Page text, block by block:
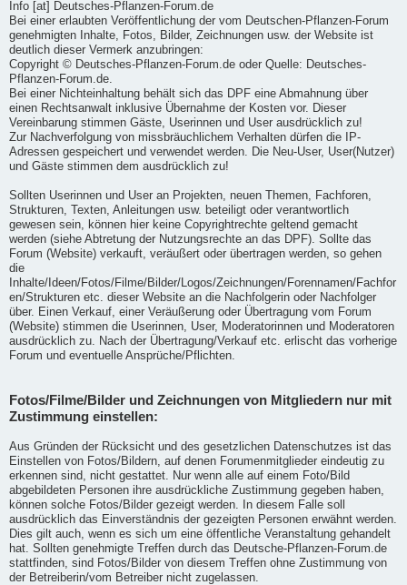
Info [at] Deutsches-Pflanzen-Forum.de
Bei einer erlaubten Veröffentlichung der vom Deutschen-Pflanzen-Forum
genehmigten Inhalte, Fotos, Bilder, Zeichnungen usw. der Website ist
deutlich dieser Vermerk anzubringen:
Copyright © Deutsches-Pflanzen-Forum.de oder Quelle: Deutsches-
Pflanzen-Forum.de.
Bei einer Nichteinhaltung behält sich das DPF eine Abmahnung über
einen Rechtsanwalt inklusive Übernahme der Kosten vor. Dieser
Vereinbarung stimmen Gäste, Userinnen und User ausdrücklich zu!
Zur Nachverfolgung von missbräuchlichem Verhalten dürfen die IP-
Adressen gespeichert und verwendet werden. Die Neu-User, User(Nutzer)
und Gäste stimmen dem ausdrücklich zu!
Sollten Userinnen und User an Projekten, neuen Themen, Fachforen,
Strukturen, Texten, Anleitungen usw. beteiligt oder verantwortlich
gewesen sein, können hier keine Copyrightrechte geltend gemacht
werden (siehe Abtretung der Nutzungsrechte an das DPF). Sollte das
Forum (Website) verkauft, veräußert oder übertragen werden, so gehen
die
Inhalte/Ideen/Fotos/Filme/Bilder/Logos/Zeichnungen/Forennamen/Fachfor
en/Strukturen etc. dieser Website an die Nachfolgerin oder Nachfolger
über. Einen Verkauf, einer Veräußerung oder Übertragung vom Forum
(Website) stimmen die Userinnen, User, Moderatorinnen und Moderatoren
ausdrücklich zu. Nach der Übertragung/Verkauf etc. erlischt das vorherige
Forum und eventuelle Ansprüche/Pflichten.
Fotos/Filme/Bilder und Zeichnungen von Mitgliedern nur mit
Zustimmung einstellen:
Aus Gründen der Rücksicht und des gesetzlichen Datenschutzes ist das
Einstellen von Fotos/Bildern, auf denen Forumenmitglieder eindeutig zu
erkennen sind, nicht gestattet. Nur wenn alle auf einem Foto/Bild
abgebildeten Personen ihre ausdrückliche Zustimmung gegeben haben,
können solche Fotos/Bilder gezeigt werden. In diesem Falle soll
ausdrücklich das Einverständnis der gezeigten Personen erwähnt werden.
Dies gilt auch, wenn es sich um eine öffentliche Veranstaltung gehandelt
hat. Sollten genehmigte Treffen durch das Deutsche-Pflanzen-Forum.de
stattfinden, sind Fotos/Bilder von diesem Treffen ohne Zustimmung von
der Betreiberin/vom Betreiber nicht zugelassen.